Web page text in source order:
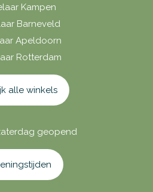
Kampen
Barneveld
Apeldoorn
Rotterdam
alle winkels
geopend